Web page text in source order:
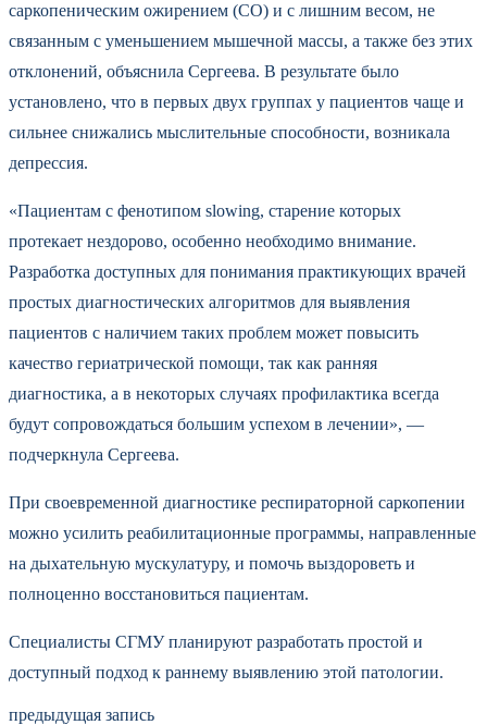
саркопеническим ожирением (СО) и с лишним весом, не
связанным с уменьшением мышечной массы, а также без этих
отклонений, объяснила Сергеева. В результате было
установлено, что в первых двух группах у пациентов чаще и
сильнее снижались мыслительные способности, возникала
депрессия.
«Пациентам с фенотипом slowing, старение которых
протекает нездорово, особенно необходимо внимание.
Разработка доступных для понимания практикующих врачей
простых диагностических алгоритмов для выявления
пациентов с наличием таких проблем может повысить
качество гериатрической помощи, так как ранняя
диагностика, а в некоторых случаях профилактика всегда
будут сопровождаться большим успехом в лечении», —
подчеркнула Сергеева.
При своевременной диагностике респираторной саркопении
можно усилить реабилитационные программы, направленные
на дыхательную мускулатуру, и помочь выздороветь и
полноценно восстановиться пациентам.
Специалисты СГМУ планируют разработать простой и
доступный подход к раннему выявлению этой патологии.
предыдущая запись